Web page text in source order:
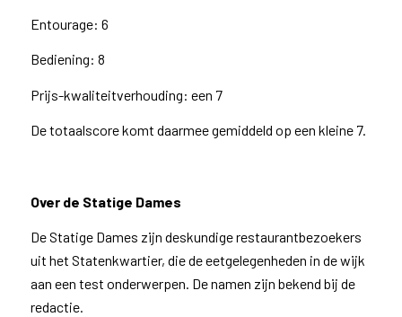
Entourage: 6
Bediening: 8
Prijs-kwaliteitverhouding: een 7
De totaalscore komt daarmee gemiddeld op een kleine 7.
Over de Statige Dames
De Statige Dames zijn deskundige restaurantbezoekers
uit het Statenkwartier, die de eetgelegenheden in de wijk
aan een test onderwerpen. De namen zijn bekend bij de
redactie.